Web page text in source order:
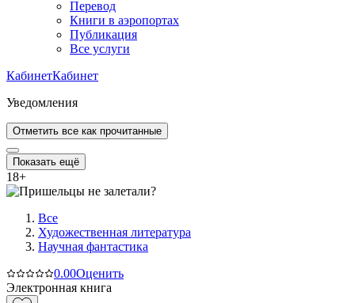
Перевод
Книги в аэропортах
Публикация
Все услуги
КабинетКабинет
Уведомления
Отметить все как прочитанные
Показать ещё
18+
Все
Художественная литература
Научная фантастика
0.00Оценить
Электронная книга